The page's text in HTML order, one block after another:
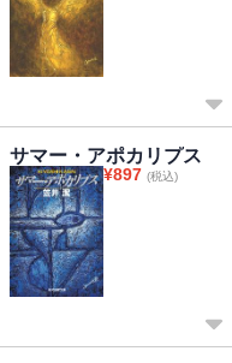
サマー・アポカリプス
¥897 (税込)